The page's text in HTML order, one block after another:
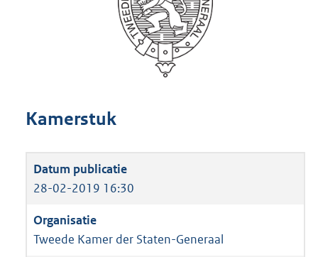
Kamerstuk
28-02-2019 16:30
Tweede Kamer der Staten-Generaal